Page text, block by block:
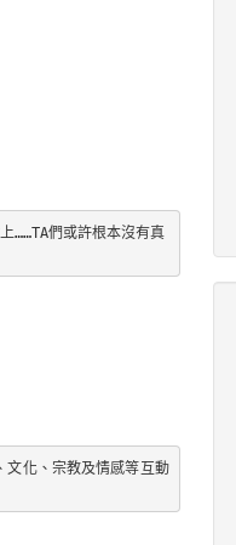
……TA們或許根本沒有真
文化、宗教及情感等互動